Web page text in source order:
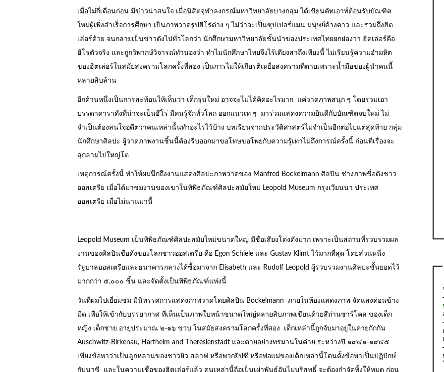
เมื่อไม่กี่เดือนก่อน มีข่าวน่าสนใจ เมื่อนิสิตจุฬาลงกรณ์มหาวิทยาลัยบางกลุ่ม ได้เขียนคัทเอาท์ต้อนรับบัณฑิต
ใหม่ผู้เพิ่งสำเร็จการศึกษา เป็นภาพวาดรูปฮีโร่ต่าง ๆ ไม่ว่าจะเป็นซุปเปอร์แมน มนุษย์ค้างคาว และรวมถึงฮิต
เล่อร์ด้วย จนกลายเป็นข่าวดังไปทั่วโลกว่า นักศึกษามหาวิทยาลัยชั้นนำของประเทศไทยยกย่องว่า ฮิตเล่อร์คือ
ฮีโร่ตัวจริง และถูกวิพากษ์วิจารณ์ทำนองว่า ทำไมนักศึกษาไทยจึงไร้เดียงสาถึงเพียงนี้ ไม่เรียนรู้ความอำมหิต
ของฮิตเล่อร์ในสมัยสงครามโลกครั้งที่สอง เป็นการไม่ให้เกียรติเหยื่อสงครามที่ตายเพราะน้ำมือของผู้นำคนนี้
หลายสิบล้าน
อีกด้านหนึ่งเป็นการสะท้อนให้เห็นว่า เด็กรุ่นใหม่ อาจจะไม่ได้คิดอะไรมาก แค่วาดภาพสนุก ๆ โดยรวมเอา
บรรดาดาราดังที่น่าจะเป็นฮีโร่ มีคนรู้จักทั่วโลก ออกแนวเท่ ๆ มาร่วมแสดงความยินดีกับบัณฑิตจบใหม่ ไม่
จำเป็นต้องสนใจอดีตว่าคนเหล่านั้นทำอะไรไว้บ้าง บทเรียนจากประวัติศาสตร์ไม่จำเป็นอีกต่อไปแต่สุดท้าย กลุ่ม
นักศึกษาศิลปะ ผู้วาดภาพงานชิ้นนี้ต้องรีบออกมาขอโทษขอโพยกับความรู้เท่าไม่ถึงการณ์ครั้งนี้ ก่อนที่เรื่องจะ
ลุกลามไปใหญ่โต
เหตุการณ์ครั้งนี้ ทำให้ผมนึกถึงงานแสดงศิลปะภาพวาดของ Manfred Bockelmann ศิลปิน ช่างภาพชื่อดังชาว
ออสเตรีย เมื่อได้มาชมงานของเขาในพิพิธภัณฑ์ศิลปะสมัยใหม่ Leopold Museum กรุงเวียนนา ประเทศ
ออสเตรีย เมื่อไม่นานมานี้
Leopold Museum เป็นพิพิธภัณฑ์ศิลปะสมัยใหม่ขนาดใหญ่ มีชื่อเสียงโด่งดังมาก เพราะเป็นสถานที่รวบรวมผล
งานของศิลปินชื่อดังของโลกชาวออสเตรีย คือ Egon Schiele และ Gustav Klimt ไว้มากที่สุด โดยส่วนหนึ่ง
รัฐบาลออสเตรียและธนาคารกลางได้ซื้อมาจาก Elisabeth และ Rudolf Leopold ผู้รวบรวมงานศิลปะชั้นยอดไว้
มากกว่า ๕,๐๐๐ ชิ้น และจัดตั้งเป็นพิพิธภัณฑ์แห่งนี้
วันที่ผมไปเยี่ยมชม มีนิทรรศการแสดงภาพวาดโดยศิลปิน Bockelmann ภายในห้องแสดงภาพ จัดแสงค่อนข้าง
มืด เพื่อให้เข้ากับบรรยากาศ ที่เห็นเป็นภาพใบหน้าขนาดใหญ่หลายสิบภาพเขียนด้วยสีถ่านชาร์โคล ของเด็ก
หญิง เด็กชาย อายุประมาณ ๒-๑๖ ขวบ ในสมัยสงครามโลกครั้งที่สอง เด็กเหล่านี้ถูกจับมาอยู่ในค่ายกักกัน
Auschwitz-Birkenau, Hartheim and Theresienstadt และตายอย่างทรมานในค่าย ระหว่างปี ๑๙๔๑-๑๙๔๕
เพียงข้อหาว่าเป็นลูกหลานของชาวยิว สลาฟ หรือพวกยิปซี หรือพ่อแม่ของเด็กเหล่านี้โดนตั้งข้อหาเป็นปฏิปักษ์
กับนาซี และในความเชื่อของฮิตเล่อร์แล้ว คนเหล่านี้ถือเป็นเผ่าพันธุ์อันไม่บริสุทธิ์ จะต้องกำจัดทิ้งให้หมด ก่อน